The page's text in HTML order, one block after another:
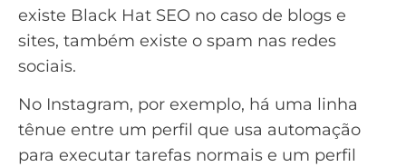
existe Black Hat SEO no caso de blogs e
sites, também existe o spam nas redes
sociais.
No Instagram, por exemplo, há uma linha
tênue entre um perfil que usa automação
para executar tarefas normais e um perfil